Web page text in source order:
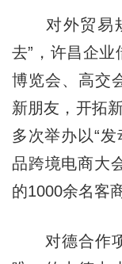
对外贸易规
去”，许昌企
博览会、高交
新朋友，开拓
多次举办以“发
品跨境电商大
的1000余名客
对德合作项